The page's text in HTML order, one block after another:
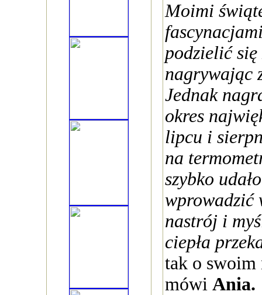
Moimi
podzielić się
nagrywając
Jednak
okres
lipcu i
na
szybko
wprowadzić
nastrój i
ciepła
tak o
mówi Ania.